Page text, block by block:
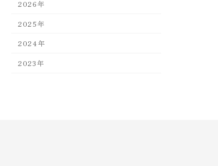
2026年
2025年
2024年
2023年